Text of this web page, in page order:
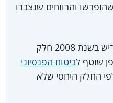
והרווחים שנצברו
מעסיק שהתחיל להפריש בשנת 2008 חלק
שוטף לביטוח הפנסיוני
לפי החלק היחסי שלא